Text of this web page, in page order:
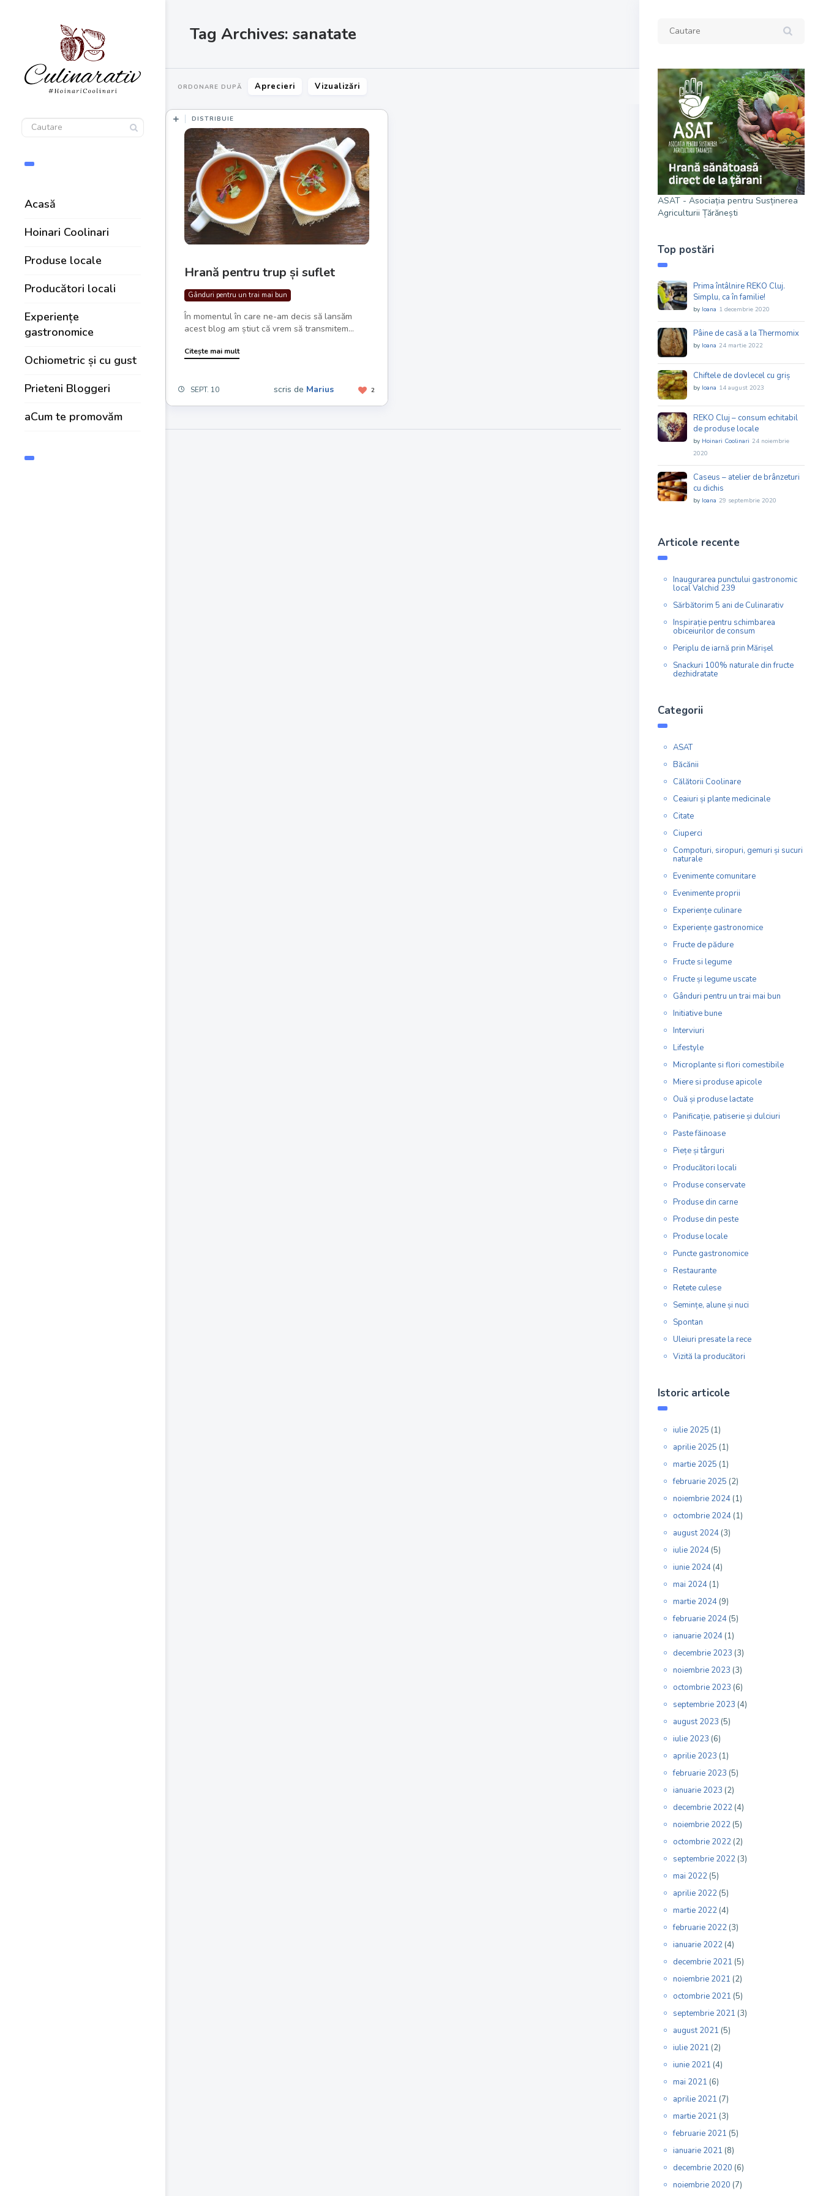
Acasă
Hoinari Coolinari
Produse locale
Producători locali
Experiențe
gastronomice
Ochiometric și cu gust
Prieteni Bloggeri
aCum te promovăm
Tag Archives: sanatate
ORDONARE DUPĂ Aprecieri Vizualizări
DISTRIBUIE
Hrană pentru trup și suflet
Gânduri pentru un trai mai bun
În momentul în care ne-am decis să lansăm
acest blog am știut că vrem să transmitem...
Citește mai mult
SEPT. 10 2
scris de Marius
ASAT - Asociația pentru Susținerea
Agriculturii Țărănești
Top postări
Prima întâlnire REKO Cluj.
Simplu, ca în familie!
by Ioana 1 decembrie 2020
Pâine de casă a la Thermomix
by Ioana 24 martie 2022
Chiftele de dovlecel cu griș
by Ioana 14 august 2023
REKO Cluj – consum echitabil
de produse locale
by Hoinari Coolinari 24 noiembrie
2020
Caseus – atelier de brânzeturi
cu dichis
by Ioana 29 septembrie 2020
Articole recente
Inaugurarea punctului gastronomic
local Valchid 239
Sărbătorim 5 ani de Culinarativ
Inspirație pentru schimbarea
obiceiurilor de consum
Periplu de iarnă prin Mărișel
Snackuri 100% naturale din fructe
dezhidratate
Categorii
ASAT
Băcănii
Călătorii Coolinare
Ceaiuri și plante medicinale
Citate
Ciuperci
Compoturi, siropuri, gemuri și sucuri
naturale
Evenimente comunitare
Evenimente proprii
Experiențe culinare
Experiențe gastronomice
Fructe de pădure
Fructe si legume
Fructe și legume uscate
Gânduri pentru un trai mai bun
Initiative bune
Interviuri
Lifestyle
Microplante si flori comestibile
Miere si produse apicole
Ouă și produse lactate
Panificație, patiserie și dulciuri
Paste făinoase
Piețe și târguri
Producători locali
Produse conservate
Produse din carne
Produse din peste
Produse locale
Puncte gastronomice
Restaurante
Retete culese
Semințe, alune și nuci
Spontan
Uleiuri presate la rece
Vizită la producători
Istoric articole
iulie 2025 (1)
aprilie 2025 (1)
martie 2025 (1)
februarie 2025 (2)
noiembrie 2024 (1)
octombrie 2024 (1)
august 2024 (3)
iulie 2024 (5)
iunie 2024 (4)
mai 2024 (1)
martie 2024 (9)
februarie 2024 (5)
ianuarie 2024 (1)
decembrie 2023 (3)
noiembrie 2023 (3)
octombrie 2023 (6)
septembrie 2023 (4)
august 2023 (5)
iulie 2023 (6)
aprilie 2023 (1)
februarie 2023 (5)
ianuarie 2023 (2)
decembrie 2022 (4)
noiembrie 2022 (5)
octombrie 2022 (2)
septembrie 2022 (3)
mai 2022 (5)
aprilie 2022 (5)
martie 2022 (4)
februarie 2022 (3)
ianuarie 2022 (4)
decembrie 2021 (5)
noiembrie 2021 (2)
octombrie 2021 (5)
septembrie 2021 (3)
august 2021 (5)
iulie 2021 (2)
iunie 2021 (4)
mai 2021 (6)
aprilie 2021 (7)
martie 2021 (3)
februarie 2021 (5)
ianuarie 2021 (8)
decembrie 2020 (6)
noiembrie 2020 (7)